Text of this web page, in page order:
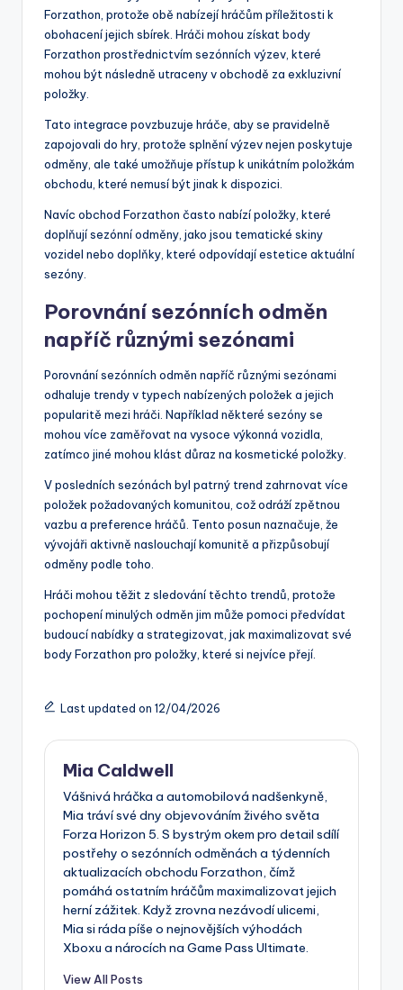
Forzathon, protože obě nabízejí hráčům příležitosti k
obohacení jejich sbírek. Hráči mohou získat body
Forzathon prostřednictvím sezónních výzev, které
mohou být následně utraceny v obchodě za exkluzivní
položky.
Tato integrace povzbuzuje hráče, aby se pravidelně
zapojovali do hry, protože splnění výzev nejen poskytuje
odměny, ale také umožňuje přístup k unikátním položkám
obchodu, které nemusí být jinak k dispozici.
Navíc obchod Forzathon často nabízí položky, které
doplňují sezónní odměny, jako jsou tematické skiny
vozidel nebo doplňky, které odpovídají estetice aktuální
sezóny.
Porovnání sezónních odměn
napříč různými sezónami
Porovnání sezónních odměn napříč různými sezónami
odhaluje trendy v typech nabízených položek a jejich
popularitě mezi hráči. Například některé sezóny se
mohou více zaměřovat na vysoce výkonná vozidla,
zatímco jiné mohou klást důraz na kosmetické položky.
V posledních sezónách byl patrný trend zahrnovat více
položek požadovaných komunitou, což odráží zpětnou
vazbu a preference hráčů. Tento posun naznačuje, že
vývojáři aktivně naslouchají komunitě a přizpůsobují
odměny podle toho.
Hráči mohou těžit z sledování těchto trendů, protože
pochopení minulých odměn jim může pomoci předvídat
budoucí nabídky a strategizovat, jak maximalizovat své
body Forzathon pro položky, které si nejvíce přejí.
Last updated on 12/04/2026
Mia Caldwell
Vášnivá hráčka a automobilová nadšenkyně,
Mia tráví své dny objevováním živého světa
Forza Horizon 5. S bystrým okem pro detail sdílí
postřehy o sezónních odměnách a týdenních
aktualizacích obchodu Forzathon, čímž
pomáhá ostatním hráčům maximalizovat jejich
herní zážitek. Když zrovna nezávodí ulicemi,
Mia si ráda píše o nejnovějších výhodách
Xboxu a nárocích na Game Pass Ultimate.
View All Posts